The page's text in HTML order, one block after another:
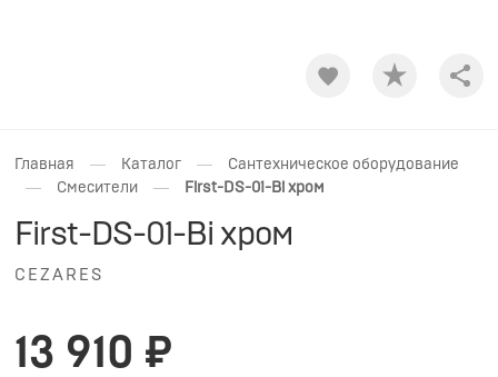
Главная — Каталог — Сантехническое оборудование
— Смесители — First-DS-01-Bi хром
First-DS-01-Bi хром
CEZARES
13 910 ₽